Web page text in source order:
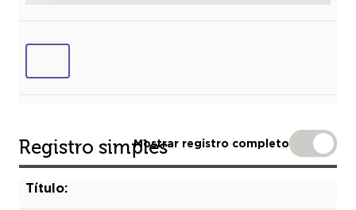
Registro simplesMostrar registro completo
Título: